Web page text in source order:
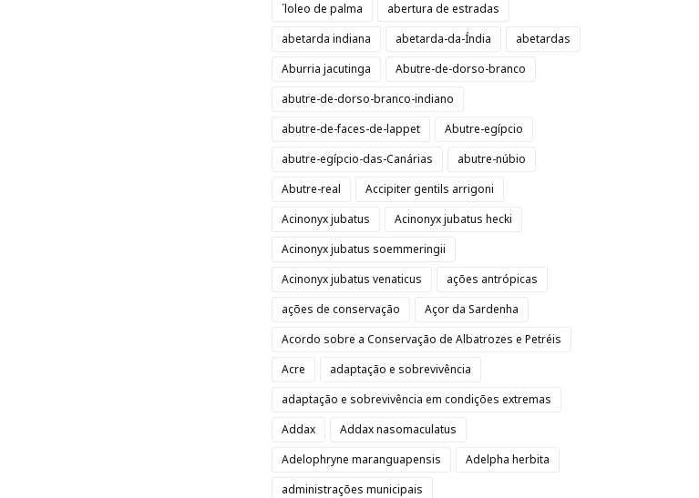
´loleo de palma
abertura de estradas
abetarda indiana
abetarda-da-Índia
abetardas
Aburria jacutinga
Abutre-de-dorso-branco
abutre-de-dorso-branco-indiano
abutre-de-faces-de-lappet
Abutre-egípcio
abutre-egípcio-das-Canárias
abutre-núbio
Abutre-real
Accipiter gentils arrigoni
Acinonyx jubatus
Acinonyx jubatus hecki
Acinonyx jubatus soemmeringii
Acinonyx jubatus venaticus
ações antrópicas
ações de conservação
Açor da Sardenha
Acordo sobre a Conservação de Albatrozes e Petréis
Acre
adaptação e sobrevivência
adaptação e sobrevivência em condições extremas
Addax
Addax nasomaculatus
Adelophryne maranguapensis
Adelpha herbita
administrações municipais